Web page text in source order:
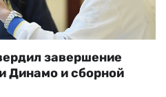
завершение
Динамо и сборной